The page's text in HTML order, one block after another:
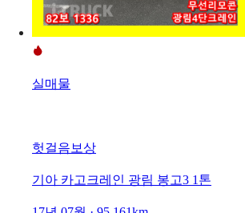
실매물
헛걸음보상
기아 카고크레인 광림 봉고3 1톤